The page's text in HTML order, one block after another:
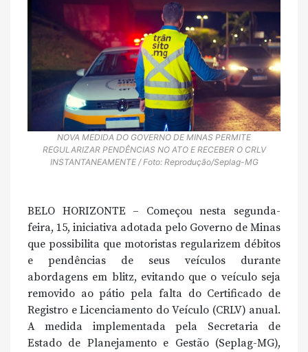
NOVA MEDIDA DO GOVERNO DE MINAS PERMITE
REGULARIZAR PENDÊNCIAS NO ATO E RECEBER O CRLV
INSTANTANEAMENTE / Foto: Reprodução/Seplag-MG
BELO HORIZONTE – Começou nesta segunda-
feira, 15, iniciativa adotada pelo Governo de Minas
que possibilita que motoristas regularizem débitos
e pendências de seus veículos durante
abordagens em blitz, evitando que o veículo seja
removido ao pátio pela falta do Certificado de
Registro e Licenciamento do Veículo (CRLV) anual.
A medida implementada pela Secretaria de
Estado de Planejamento e Gestão (Seplag-MG),